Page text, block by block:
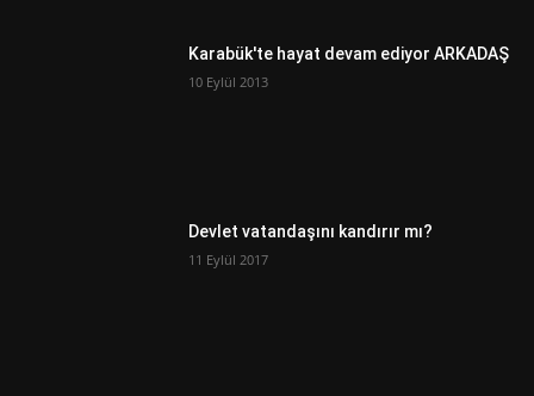
Karabük'te hayat devam ediyor ARKADAŞ
10 Eylül 2013
Devlet vatandaşını kandırır mı?
11 Eylül 2017